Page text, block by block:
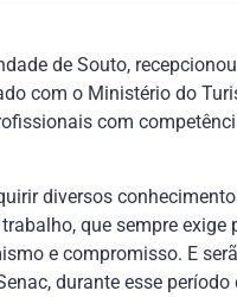
de Souto,
com o Ministério do
com
diversos
que sempre
e compromisso. E
durante esse